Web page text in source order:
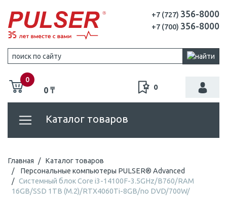
+7 (727) 356-8000
+7 (700) 356-8000
0
0 ₸ 0
Каталог товаров
Главная
Каталог товаров
Персональные компьютеры PULSER® Advanced
Системный блок Core i3-14100F-3.5GHz/B760/RAM
16GB/SSD 1TB (M.2)/RTX4060Ti-8GB/no DVD/700W/